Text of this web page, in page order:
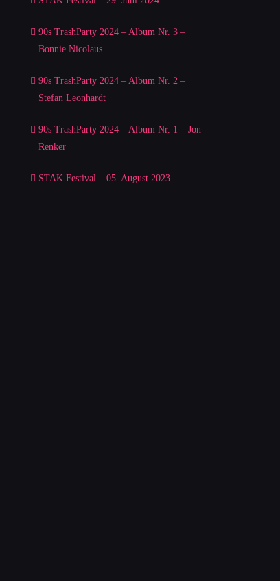
90s TrashParty 2024 – Album Nr. 3 –
Bonnie Nicolaus
90s TrashParty 2024 – Album Nr. 2 –
Stefan Leonhardt
90s TrashParty 2024 – Album Nr. 1 – Jon
Renker
STAK Festival – 05. August 2023